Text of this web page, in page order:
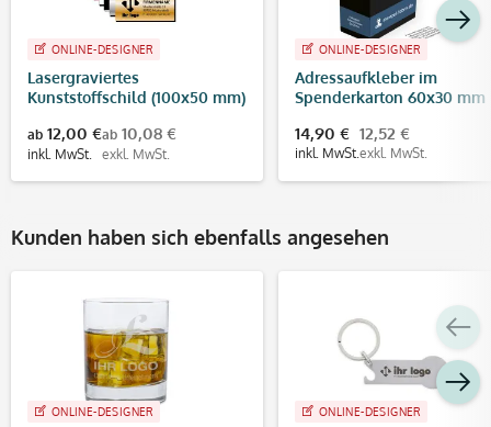
ONLINE-DESIGNER
Lasergraviertes
Kunststoffschild (100x50 mm)
ab 12,00 €
inkl. MwSt.
ab 10,08 €
exkl. MwSt.
ONLINE-DESIGNER
Adressaufkleber im
Spenderkarton 60x30 mm
farbig / großes Adressfeld
14,90 €
inkl. MwSt.
12,52 €
exkl. MwSt.
Kunden haben sich ebenfalls angesehen
ONLINE-DESIGNER ONLINE-DESIGNER